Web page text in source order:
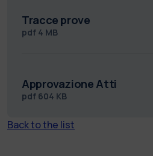
Tracce prove
pdf 4 MB
Approvazione Atti
pdf 604 KB
Back to the list